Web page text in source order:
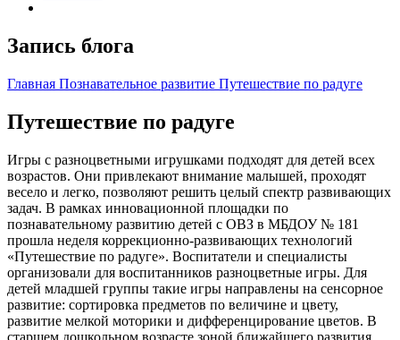
Запись блога
Главная Познавательное развитие Путешествие по радуге
Путешествие по радуге
Игры с разноцветными игрушками подходят для детей всех
возрастов. Они привлекают внимание малышей, проходят
весело и легко, позволяют решить целый спектр развивающих
задач. В рамках инновационной площадки по
познавательному развитию детей с ОВЗ в МБДОУ № 181
прошла неделя коррекционно-развивающих технологий
«Путешествие по радуге». Воспитатели и специалисты
организовали для воспитанников разноцветные игры. Для
детей младшей группы такие игры направлены на сенсорное
развитие: сортировка предметов по величине и цвету,
развитие мелкой моторики и дифференцирование цветов. В
старшем дошкольном возрасте зоной ближайшего развития